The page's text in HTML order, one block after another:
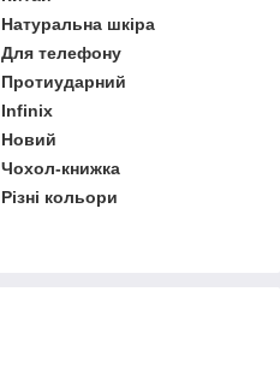
Натуральна шкіра
Для телефону
Протиударний
Infinix
Новий
Чохол-книжка
Різні кольори